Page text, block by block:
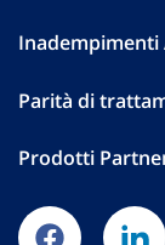
Inadempimenti
Parità di
Prodotti